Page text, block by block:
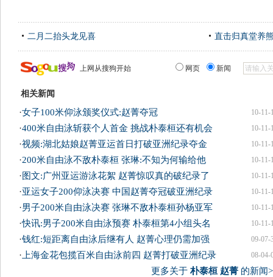
二月二抬头龙见喜 直击归真堂养
上网从搜狗开始 网页 新闻
相关新闻
10-11-
·女子100米仰泳颁奖仪式:赵菁夺冠
10-11-
·400米自由泳斩获个人首金 挑战朴泰桓还有机会
10-11-
·视频:湖北姑娘赵菁亚运首日打破亚洲纪录夺金
10-11-
·200米自由泳不敌朴泰桓 张琳:不知为何输给他
10-11-
· 图文:广州亚运游泳花絮 赵菁惊叹真的破纪录了
10-11-
·亚运女子200仰泳决赛 中国赵菁夺冠破亚洲纪录
10-11-
·男子200米自由泳决赛 张琳不敌朴泰桓孙杨亚军
10-11-
·快讯:男子200米自由泳预赛 朴泰桓第4小组头名
09-07-
·钱红:短距离自由泳后继有人 赵菁心理仍需加强
08-04-
· 上海金花包揽百米自由泳前四 赵菁打破亚洲纪录
更多关于朴泰桓 赵菁的新闻